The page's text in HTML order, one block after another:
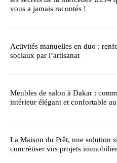
vous a jamais racontés !
Activités manuelles en duo :
sociaux par l’artisanat
Meubles de salon à Dakar :
intérieur élégant et confortable
La Maison du Prêt, une solution
concrétiser vos projets